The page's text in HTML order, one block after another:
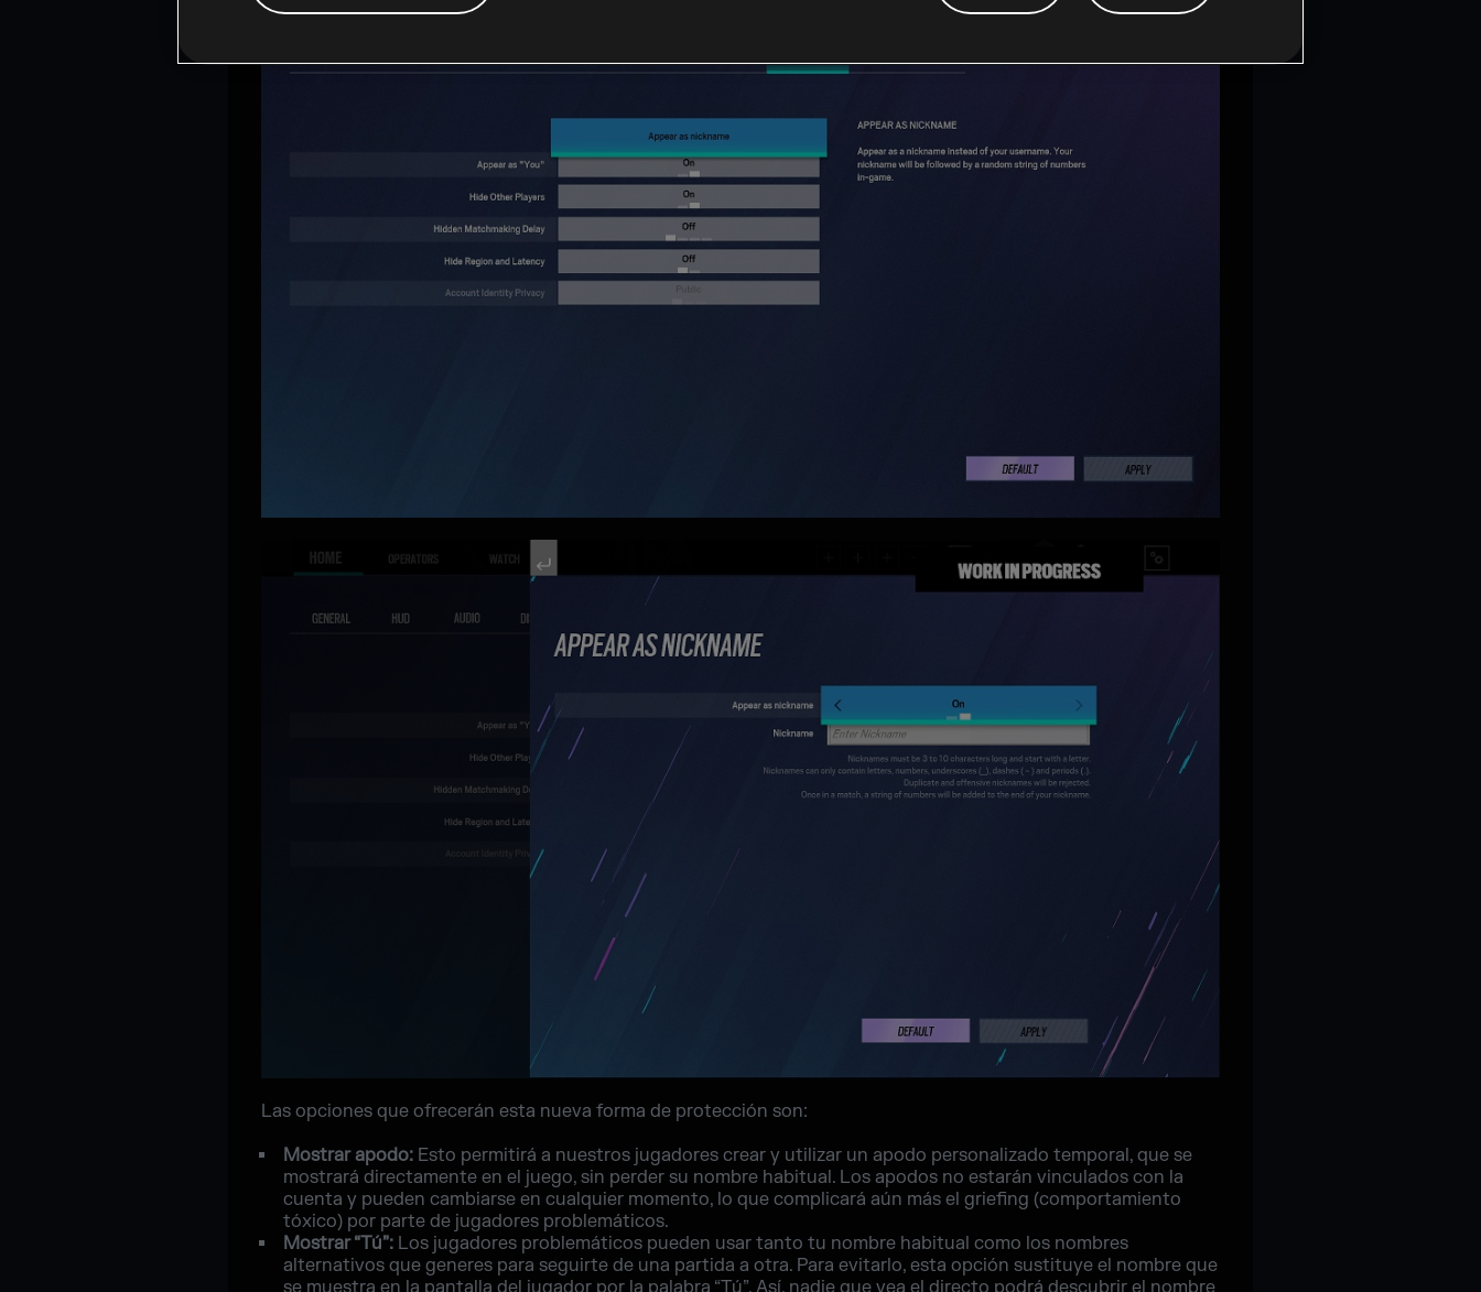
Las opciones que ofrecerán esta nueva forma de protección son:
Mostrar apodo: Esto permitirá a nuestros jugadores crear y utilizar un apodo personalizado temporal, que se
mostrará directamente en el juego, sin perder su nombre habitual. Los apodos no estarán vinculados con la
cuenta y pueden cambiarse en cualquier momento, lo que complicará aún más el griefing (comportamiento
tóxico) por parte de jugadores problemáticos.
Mostrar “Tú”: Los jugadores problemáticos pueden usar tanto tu nombre habitual como los nombres
alternativos que generes para seguirte de una partida a otra. Para evitarlo, esta opción sustituye el nombre que